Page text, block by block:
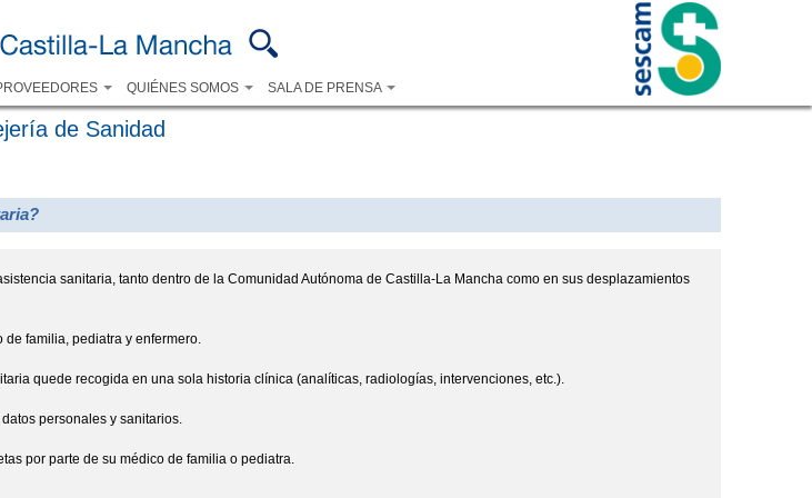
principal
QUIÉNES SOMOS SALA DE PRENSA
de Sanidad
sanitaria, tanto dentro de la Comunidad Autónoma de Castilla-La Mancha como en sus desplazamientos
familia, pediatra y enfermero.
quede recogida en una sola historia clínica (analíticas, radiologías, intervenciones, etc.).
personales y sanitarios.
por parte de su médico de familia o pediatra.